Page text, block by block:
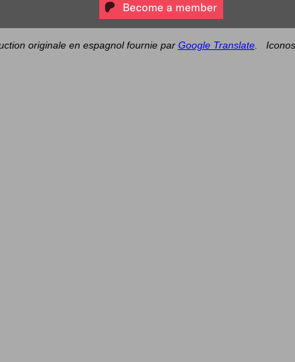
originale en espagnol fournie par Google Translate.